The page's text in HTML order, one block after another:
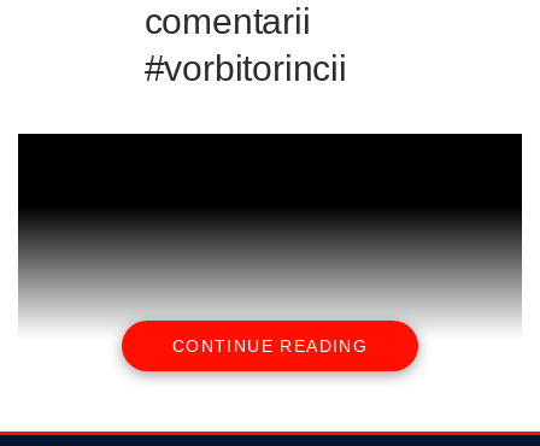
comentarii
#vorbitorincii
CONTINUE READING